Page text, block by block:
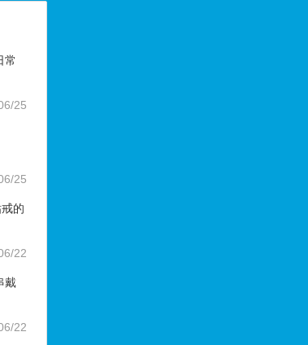
常
25
25
的
22
戴
22